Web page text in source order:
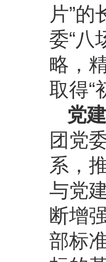
片”的
委“八
略，
取得“
党
团党
系，
与党
断增
部标